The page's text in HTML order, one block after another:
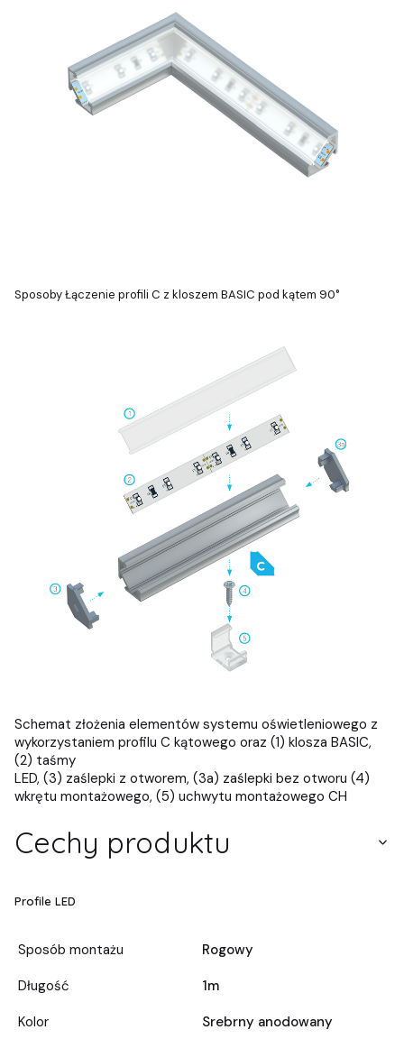
Sposoby Łączenie profili C z kloszem BASIC pod kątem 90°
Schemat złożenia elementów systemu oświetleniowego z
wykorzystaniem profilu C kątowego oraz (1) klosza BASIC,
(2) taśmy
LED, (3) zaślepki z otworem, (3a) zaślepki bez otworu (4)
wkrętu montażowego, (5) uchwytu montażowego CH
Cechy produktu
Profile LED
Sposób montażu
Rogowy
Długość
1m
Kolor
Srebrny anodowany